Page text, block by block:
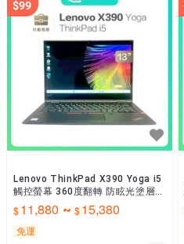
Lenovo ThinkPad X390 Yoga i5
觸控螢幕 360度翻轉 防眩光塗層
背光鍵盤 輕薄 二手筆電
11,880 ~ 15,380
免運